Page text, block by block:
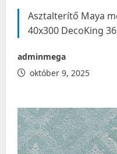
Asztalterítő Maya
40x300 DecoKing
adminmega
október 9, 2025